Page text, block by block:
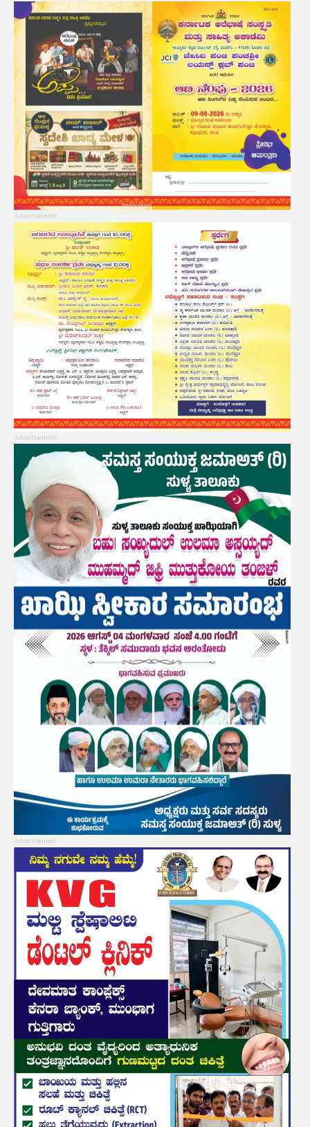
Advertisement
Advertisement
Advertisement